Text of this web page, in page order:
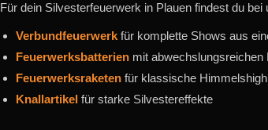
Für dein Silvesterfeuerwerk in Plauen findest du
Verbundfeuerwerk für komplette Shows aus
Feuerwerksbatterien mit abwechslungsreichen
Feuerwerksraketen für klassische
Knallartikel für starke Silvestereffekte